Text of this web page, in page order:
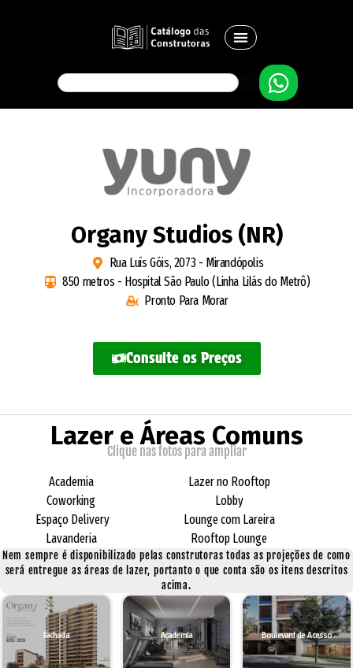
Organy Studios (NR)
Rua Luís Góis, 2073 - Mirandópolis
850 metros - Hospital São Paulo (Linha Lilás do Metrô)
Pronto Para Morar
Consulte os Preços
Lazer e Áreas Comuns
Clique nas fotos para ampliar
Academia
Coworking
Espaço Delivery
Lavanderia
Lazer no Rooftop
Lobby
Lounge com Lareira
Rooftop Lounge
Nem sempre é disponibilizado pelas construtoras todas as projeções de como
será entregue as áreas de lazer, portanto o que conta são os itens descritos
acima.
Fachada Academia Boulevard de Acesso